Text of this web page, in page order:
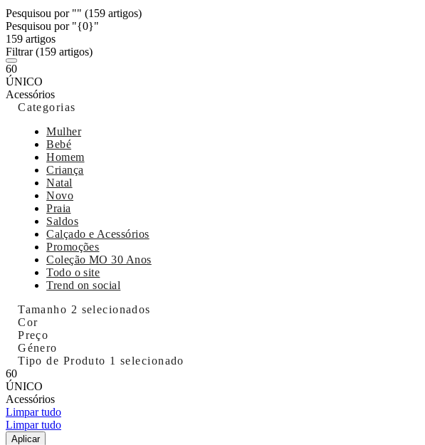
Pesquisou por "" (159 artigos)
Pesquisou por "{0}"
159 artigos
Filtrar(159 artigos)
60
ÚNICO
Acessórios
Categorias
Mulher
Bebé
Homem
Criança
Natal
Novo
Praia
Saldos
Calçado e Acessórios
Promoções
Coleção MO 30 Anos
Todo o site
Trend on social
Tamanho 2 selecionados
Cor
Preço
Género
Tipo de Produto 1 selecionado
60
ÚNICO
Acessórios
Limpar tudo
Limpar tudo
Aplicar